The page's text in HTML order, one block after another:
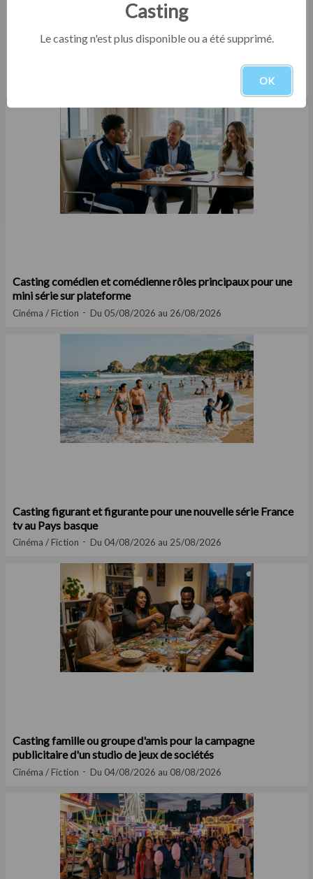
tournage d'un court film institutionnel en Eure-et-Loir
Casting comédien et comédienne rôles principaux pour une
mini série sur plateforme
Cinéma / Fiction Du 05/08/2026 au 26/08/2026
Casting figurant et figurante pour une nouvelle série France
tv au Pays basque
Cinéma / Fiction Du 04/08/2026 au 25/08/2026
Casting famille ou groupe d'amis pour la campagne
publicitaire d'un studio de jeux de sociétés
Cinéma / Fiction Du 04/08/2026 au 08/08/2026
Casting
Le casting n'est plus disponible ou a été supprimé.
OK